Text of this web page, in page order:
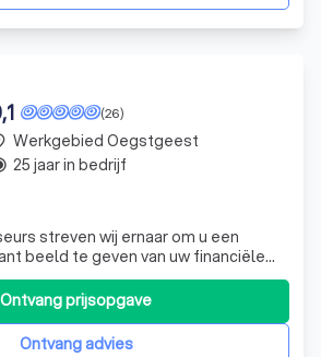
(26)
streven wij ernaar om u een
beeld te geven van uw financiële
ons door onze expertise en
een volledig onafhankelijk en op maat
Ons doel is om u te helpen bij
Ontvang advies
Ontvang prijsopgave
Werkgebied Oegstgeest
25 jaar in bedrijf